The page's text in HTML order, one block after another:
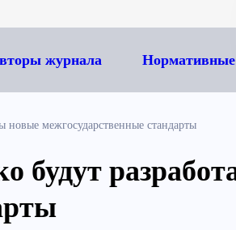
журнала
новые межгосударственные стандарты
будут